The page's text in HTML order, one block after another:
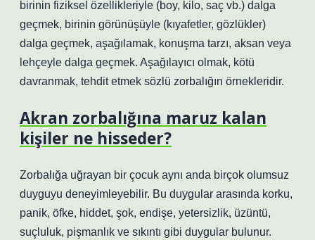
birinin fiziksel özellikleriyle (boy, kilo, saç vb.) dalga
geçmek, birinin görünüşüyle ​​(kıyafetler, gözlükler)
dalga geçmek, aşağılamak, konuşma tarzı, aksan veya
lehçeyle dalga geçmek. Aşağılayıcı olmak, kötü
davranmak, tehdit etmek sözlü zorbalığın örnekleridir.
Akran zorbalığına maruz kalan
kişiler ne hisseder?
Zorbalığa uğrayan bir çocuk aynı anda birçok olumsuz
duyguyu deneyimleyebilir. Bu duygular arasında korku,
panik, öfke, hiddet, şok, endişe, yetersizlik, üzüntü,
suçluluk, pişmanlık ve sıkıntı gibi duygular bulunur.